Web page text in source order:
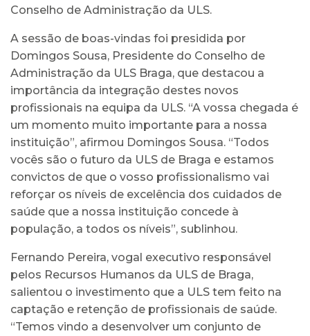
Conselho de Administração da ULS.
A sessão de boas-vindas foi presidida por
Domingos Sousa, Presidente do Conselho de
Administração da ULS Braga, que destacou a
importância da integração destes novos
profissionais na equipa da ULS. “A vossa chegada é
um momento muito importante para a nossa
instituição”, afirmou Domingos Sousa. “Todos
vocês são o futuro da ULS de Braga e estamos
convictos de que o vosso profissionalismo vai
reforçar os níveis de excelência dos cuidados de
saúde que a nossa instituição concede à
população, a todos os níveis”, sublinhou.
Fernando Pereira, vogal executivo responsável
pelos Recursos Humanos da ULS de Braga,
salientou o investimento que a ULS tem feito na
captação e retenção de profissionais de saúde.
“Temos vindo a desenvolver um conjunto de